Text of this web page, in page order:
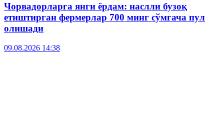
Чорвадорларга янги ёрдам: наслли бузоқ
етиштирган фермерлар 700 минг сўмгача пул
олишади
09.08.2026 14:38